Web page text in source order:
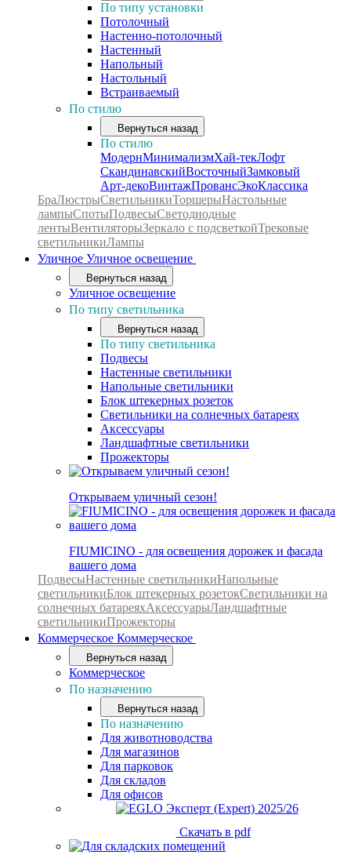
По типу установки
Потолочный
Настенно-потолочный
Настенный
Напольный
Настольный
Встраиваемый
По стилю
Вернуться назад
По стилю
МодернМинимализмХай-текЛофт
СкандинавскийВосточныйЗамковый
Арт-декоВинтажПровансЭкоКлассика
БраЛюстрыСветильникиТоршерыНастольные
лампыСпотыПодвесыСветодиодные
лентыВентиляторыЗеркало с подсветкойТрековые
светильникиЛампы
Уличное Уличное освещение
Вернуться назад
Уличное освещение
По типу светильника
Вернуться назад
По типу светильника
Подвесы
Настенные светильники
Напольные светильники
Блок штекерных розеток
Светильники на солнечных батареях
Аксессуары
Ландшафтные светильники
Прожекторы
Открываем уличный сезон!
FIUMICINO - для освещения дорожек и фасада
вашего дома
ПодвесыНастенные светильникиНапольные
светильникиБлок штекерных розетокСветильники на
солнечных батареяхАксессуарыЛандшафтные
светильникиПрожекторы
Коммерческое Коммерческое
Вернуться назад
Коммерческое
По назначению
Вернуться назад
По назначению
Для животноводства
Для магазинов
Для парковок
Для складов
Для офисов
Скачать в pdf